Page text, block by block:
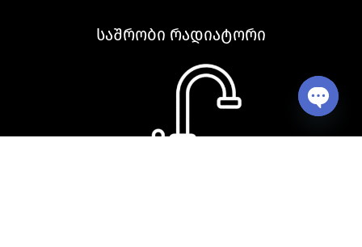
საშრობი რადიატორი